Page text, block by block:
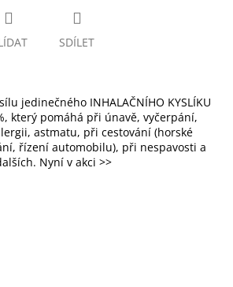
SDÍLET
jedinečného INHALAČNÍHO KYSLÍKU
který pomáhá při únavě, vyčerpání,
astmatu, při cestování (horské
řízení automobilu), při nespavosti a
Nyní v akci >>